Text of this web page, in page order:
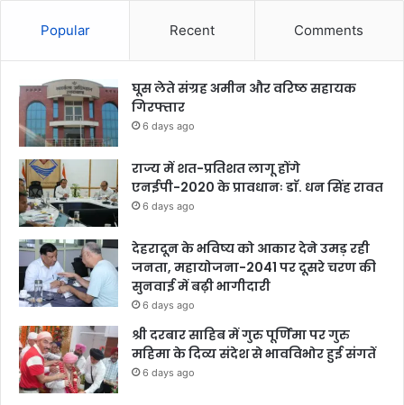
Popular Recent Comments
घूस लेते संग्रह अमीन और वरिष्ठ सहायक
गिरफ्तार
6 days ago
राज्य में शत-प्रतिशत लागू होंगे
एनईपी-2020 के प्रावधानः डाॅ. धन सिंह रावत
6 days ago
देहरादून के भविष्य को आकार देने उमड़ रही
जनता, महायोजना-2041 पर दूसरे चरण की
सुनवाई में बढ़ी भागीदारी
6 days ago
श्री दरबार साहिब में गुरु पूर्णिमा पर गुरु
महिमा के दिव्य संदेश से भावविभोर हुई संगतें
6 days ago